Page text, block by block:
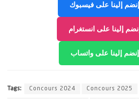
إنضم إلينا على فيسبوك
إنضم إلينا على انستغرام
إنضم إلينا على واتساب
Tags: Concours 2024 Concours 2025